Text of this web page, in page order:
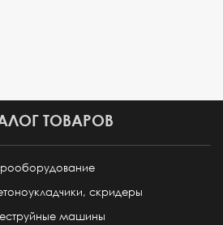
ТОВАРОВ
скридеры
машины